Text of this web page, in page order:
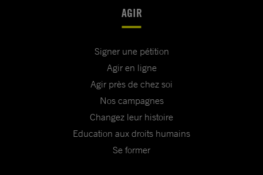
AGIR
Signer une pétition
Agir en ligne
Agir près de chez soi
Nos campagnes
Changez leur histoire
Education aux droits humains
Se former